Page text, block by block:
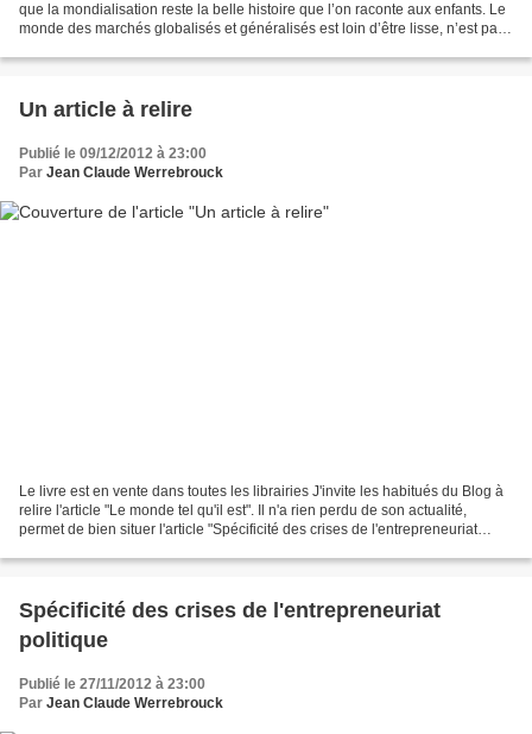
que la mondialisation reste la belle histoire que l’on raconte aux enfants. Le
monde des marchés globalisés et généralisés est loin d’être lisse, n’est pas
Un article à relire
Publié le 09/12/2012 à 23:00
Par Jean Claude Werrebrouck
Le livre est en vente dans toutes les librairies J'invite les habitués du Blog à
relire l'article "Le monde tel qu'il est". Il n'a rien perdu de son actualité,
permet de bien situer l'article "Spécificité des crises de l'entrepreneuriat
Spécificité des crises de l'entrepreneuriat
politique
Publié le 27/11/2012 à 23:00
Par Jean Claude Werrebrouck